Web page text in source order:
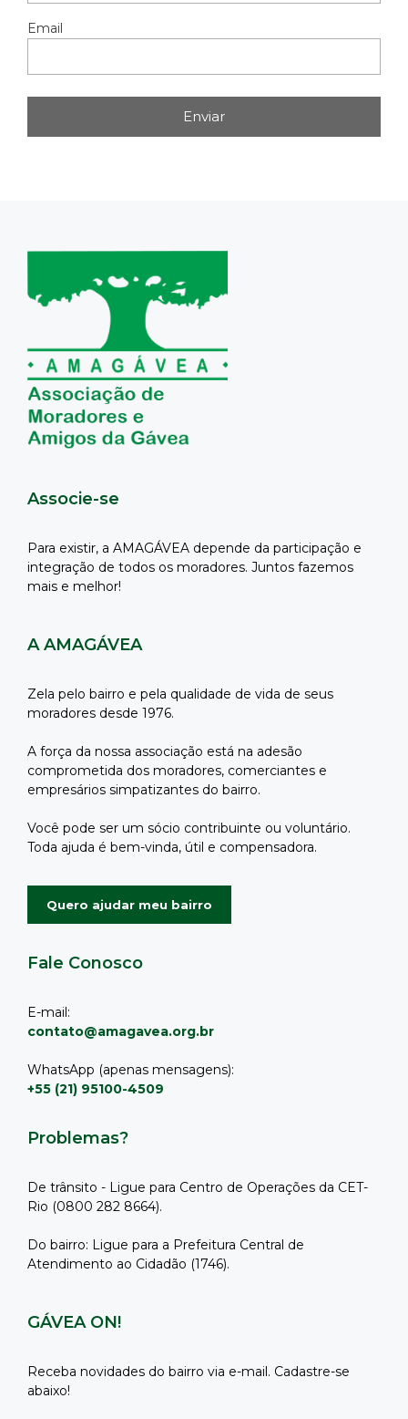
Email
Enviar
Associe-se
Para existir, a AMAGÁVEA depende da participação e
integração de todos os moradores. Juntos fazemos
mais e melhor!
A AMAGÁVEA
Zela pelo bairro e pela qualidade de vida de seus
moradores desde 1976.
A força da nossa associação está na adesão
comprometida dos moradores, comerciantes e
empresários simpatizantes do bairro.
Você pode ser um sócio contribuinte ou voluntário.
Toda ajuda é bem-vinda, útil e compensadora.
Quero ajudar meu bairro
Fale Conosco
E-mail:
contato@amagavea.org.br
WhatsApp (apenas mensagens):
+55 (21) 95100-4509
Problemas?
De trânsito - Ligue para Centro de Operações da CET-
Rio (0800 282 8664).
Do bairro: Ligue para a Prefeitura Central de
Atendimento ao Cidadão (1746).
GÁVEA ON!
Receba novidades do bairro via e-mail. Cadastre-se
abaixo!